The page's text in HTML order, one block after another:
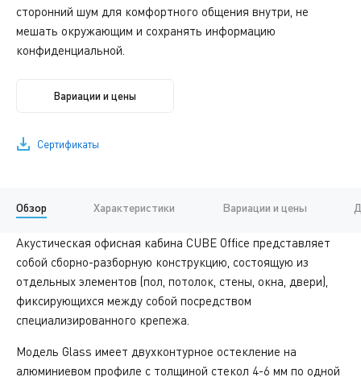
сторонний шум для комфортного общения внутри, не
мешать окружающим и сохранять информацию
конфиденциальной.
Вариации и цены
Сертификаты
Обзор Характеристики Вариации и цены
Акустическая офисная кабина CUBE Office представляет
собой сборно-разборную конструкцию, состоящую из
отдельных элементов (пол, потолок, стены, окна, двери),
фиксирующихся между собой посредством
специализированного крепежа.
Модель Glass имеет двухконтурное остекление на
алюминиевом профиле с толщиной стекол 4-6 мм по одной